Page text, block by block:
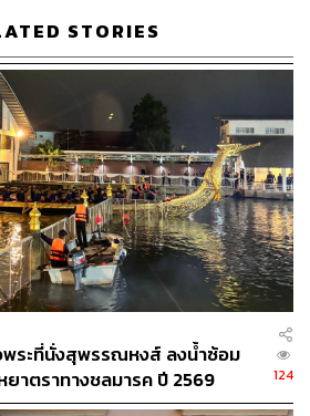
STORIES
ระที่นั่งสุพรรณหงส์ ลงน้ำซ้อม
าตราทางชลมารค ปี 2569
124